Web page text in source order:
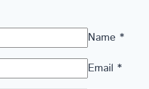
Name *
Email *